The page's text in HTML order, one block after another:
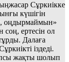
Сұркиікке
күшігін
оңдырмаймын»
ертесін ол
Далаға
іздеді.
жақты шолып